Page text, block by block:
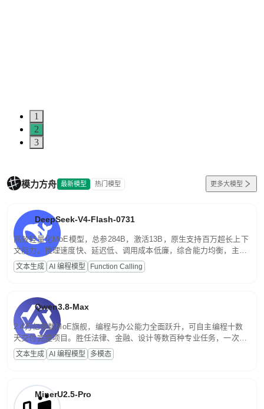
1
2
3
模力方舟 最新模型 热门模型 更多大模型
DeepSeek-V4-Flash-0731
高效轻量化MoE模型，总参284B，激活13B，原生支持百万超长上下
文能力。推理速度快、延迟低、调用成本低廉，综合能力均衡，主打
高并发、轻量化任务，适合日常对话、内容创作、基础 RAG、批量
文案处理等普惠刚需场景。
文本生成 AI 编程模型 Function Calling
Qwen3.8-Max
2.4万亿参数MoE旗舰，编程与办公能力全面跃升，可自主编程十数
天交付完整项目。胜任法律、金融、设计等数百种专业任务，一次对
话端到端交付生产级成果。原生视觉理解贯穿规划、执行与验证全流
程，支持超长文档与长视频的深度语义解析。长程任务中自主规划与
文本生成 AI 编程模型 多模态
MinerU2.5-Pro